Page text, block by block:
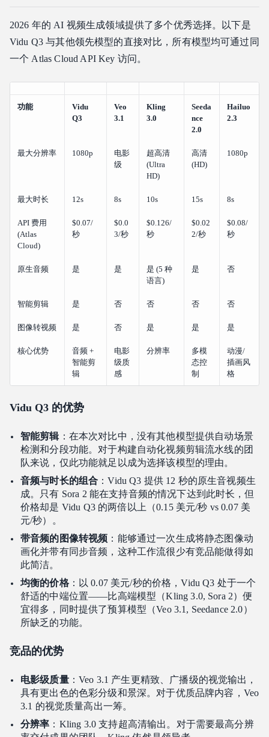
2026 年的 AI 视频生成领域提供了多个优秀选择。以下是
Vidu Q3 与其他领先模型的直接对比，所有模型均可通过同
一个 Atlas Cloud API Key 访问。
功能
Vidu
Q3
Veo
3.1
Kling
3.0
Seeda
nce
2.0
Hailuo
2.3
最大分辨率 1080p
电影
级
超高清
(Ultra
HD)
高清
(HD)
1080p
最大时长 12s 8s 10s 15s 8s
API 费用
(Atlas
Cloud)
$0.07/
秒
$0.0
3/秒
$0.126/
秒
$0.02
2/秒
$0.08/
秒
原生音频 是 是
是 (5 种
语言)
是 否
智能剪辑 是 否 否 否 否
图像转视频 是 否 是 是 是
核心优势
音频 +
智能剪
辑
电影
级质
感
分辨率
多模
态控
制
动漫/
插画风
格
Vidu Q3 的优势
智能剪辑：在本次对比中，没有其他模型提供自动场景
检测和分段功能。对于构建自动化视频剪辑流水线的团
队来说，仅此功能就足以成为选择该模型的理由。
音频与时长的组合 ：Vidu Q3 提供 12 秒的原生音视频生
成。只有 Sora 2 能在支持音频的情况下达到此时长，但
价格却是 Vidu Q3 的两倍以上（0.15 美元/秒 vs 0.07 美
元/秒）。
带音频的图像转视频 ：能够通过一次生成将静态图像动
画化并带有同步音频，这种工作流很少有竞品能做得如
此简洁。
均衡的价格：以 0.07 美元/秒的价格，Vidu Q3 处于一个
舒适的中端位置——比高端模型（Kling 3.0, Sora 2）便
宜得多，同时提供了预算模型（Veo 3.1, Seedance 2.0）
所缺乏的功能。
竞品的优势
电影级质量：Veo 3.1 产生更精致、广播级的视觉输出，
具有更出色的色彩分级和景深。对于优质品牌内容，Veo
3.1 的视觉质量高出一筹。
分辨率 ：Kling 3.0 支持超高清输出。对于需要最高分辨